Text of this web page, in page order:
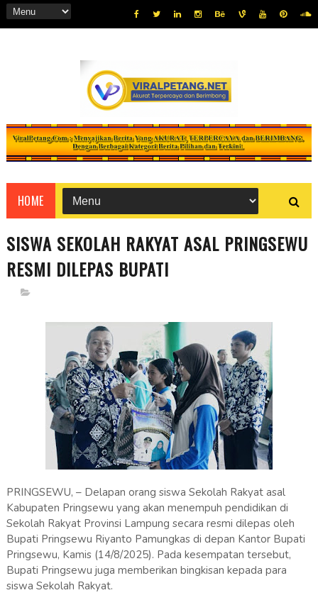
HOME
SISWA SEKOLAH RAKYAT ASAL PRINGSEWU
RESMI DILEPAS BUPATI
PRINGSEWU, – Delapan orang siswa Sekolah Rakyat asal
Kabupaten Pringsewu yang akan menempuh pendidikan di
Sekolah Rakyat Provinsi Lampung secara resmi dilepas oleh
Bupati Pringsewu Riyanto Pamungkas di depan Kantor Bupati
Pringsewu, Kamis (14/8/2025). Pada kesempatan tersebut,
Bupati Pringsewu juga memberikan bingkisan kepada para
siswa Sekolah Rakyat.